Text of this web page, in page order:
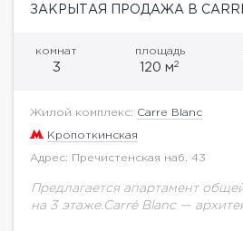
ЗАКРЫТАЯ ПРОДАЖА В
комнат
3
площадь
120 м2
Жилой комплекс: Carre Blanc
Кропоткинская
Адрес: Пречистенская наб. 43
Предлагается апартамент
на 3 этаже.Carré Blanc —